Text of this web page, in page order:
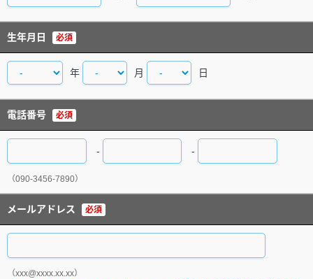
生年月日 必須
年 月 日
電話番号 必須
- -
（090-3456-7890）
メールアドレス 必須
（xxx@xxxx.xx.xx）